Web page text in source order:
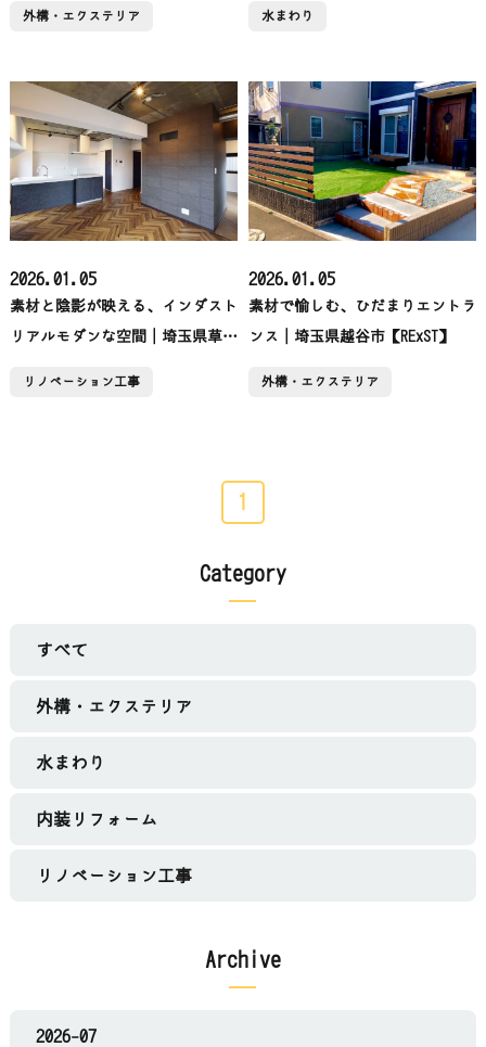
外構・エクステリア 水まわり
2026.01.05
素材と陰影が映える、インダスト
リアルモダンな空間│埼玉県草加
リノベーション工事
2026.01.05
素材で愉しむ、ひだまりエントラ
ンス│埼玉県越谷市【RExST】
外構・エクステリア
1
Category
すべて
外構・エクステリア
水まわり
内装リフォーム
リノベーション工事
Archive
2026-07